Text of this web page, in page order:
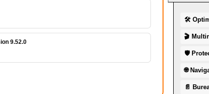
9.52.0
🛠
🎬
🛡
🌐
📄